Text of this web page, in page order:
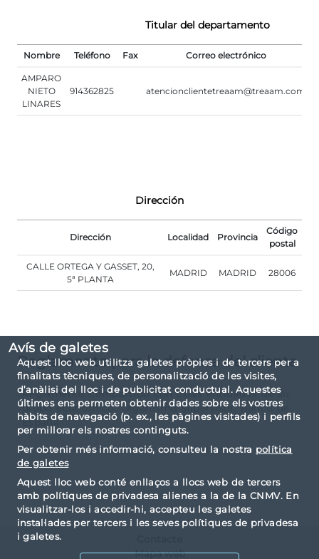
Avís de galetes
Aquest lloc web utilitza galetes pròpies i de tercers per a
finalitats tècniques, de personalització de les visites,
d’anàlisi del lloc i de publicitat conductual. Aquestes
últimes ens permeten obtenir dades sobre els vostres
hàbits de navegació (p. ex., les pàgines visitades) i perfils
per millorar els nostres continguts.
Per obtenir més informació, consulteu la nostra política
de galetes
Aquest lloc web conté enllaços a llocs web de tercers
amb polítiques de privadesa alienes a la de la CNMV. En
visualitzar-los i accedir-hi, accepteu les galetes
instal·lades per tercers i les seves polítiques de privadesa
i galetes.
Titular del departamento
Nombre Teléfono Fax Correo electrónico
AMPARO
NIETO
LINARES
914362825 atencionclientetreaam@treaam.com
Dirección
Dirección Localidad Provincia
Código
postal
CALLE ORTEGA Y GASSET, 20,
5ª PLANTA
MADRID MADRID 28006
Reglamento para la defensa del cliente
Reglamento compartido con otras entidades de su
grupo económico. Organismo supervisor: Banco de
España
Mapa web